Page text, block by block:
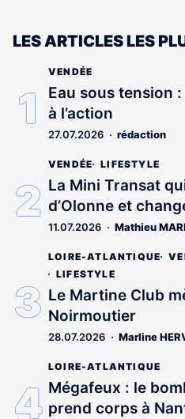
LES ARTICLES LES
VENDÉE
Eau sous tension
à l’action
27.07.2026 rédaction
VENDÉE LIFESTYLE
La Mini Transat
d’Olonne et
11.07.2026 Mathieu
LOIRE-ATLANTIQUE
LIFESTYLE
Le Martine Club
Noirmoutier
28.07.2026 Marline
LOIRE-ATLANTIQUE
Mégafeux : le
prend corps à